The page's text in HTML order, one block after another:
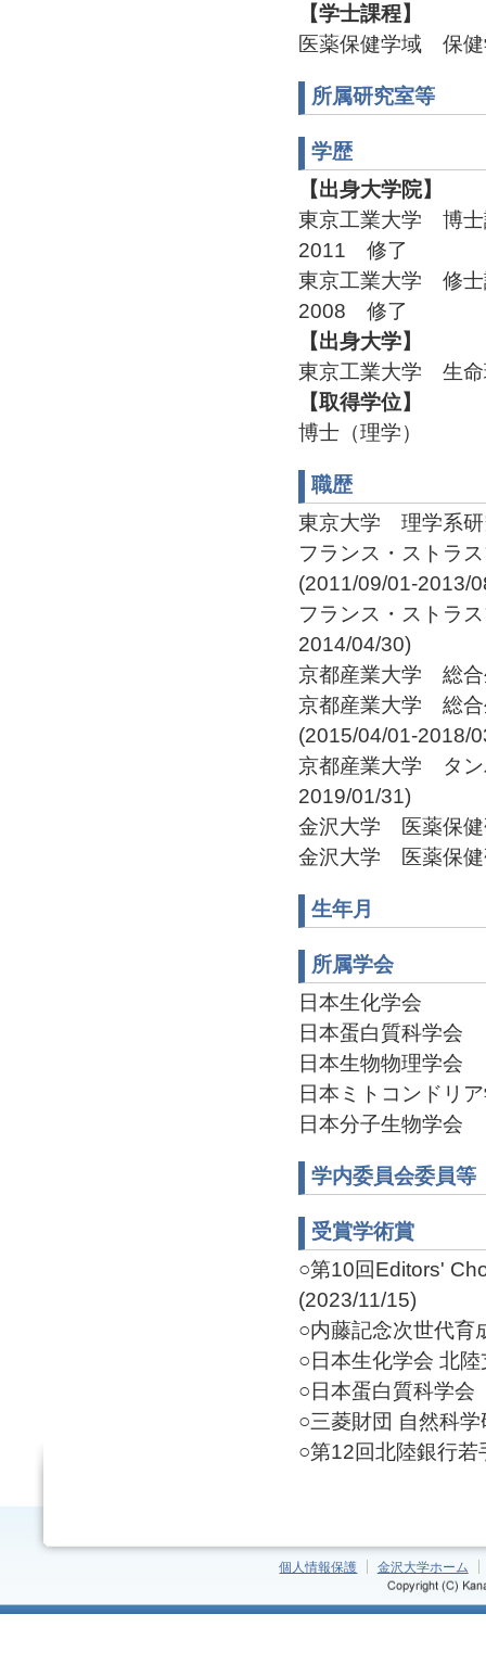
【学士課程】
医薬保健学域 保
所属研究室等
学歴
【出身大学院】
東京工業大学 博
2011 修了
東京工業大学 修
2008 修了
【出身大学】
東京工業大学 生
【取得学位】
博士（理学）
職歴
東京大学 理学系
フランス・ストラ
(2011/09/01-2013/
フランス・ストラ
2014/04/30)
京都産業大学 総
京都産業大学 総合
(2015/04/01-2018/
京都産業大学 タ
2019/01/31)
金沢大学 医薬保
金沢大学 医薬保
生年月
所属学会
日本生化学会
日本蛋白質科学会
日本生物物理学会
日本ミトコンドリ
日本分子生物学会
学内委員会委員等
受賞学術賞
○第10回Editors'
(2023/11/15)
○内藤記念次世代育
○日本生化学会 北
○日本蛋白質科学
○三菱財団 自然科
○第12回北陸銀行
個人情報保護 金沢大学ホーム